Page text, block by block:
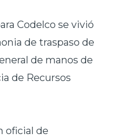
Codelco se vivió
de traspaso de
de manos de
de Recursos
oficial de